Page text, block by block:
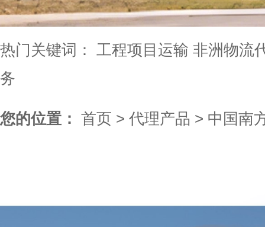
热门关键词： 工程项目运输 非洲物流
务
您的位置： 首页 > 代理产品 > 中国南